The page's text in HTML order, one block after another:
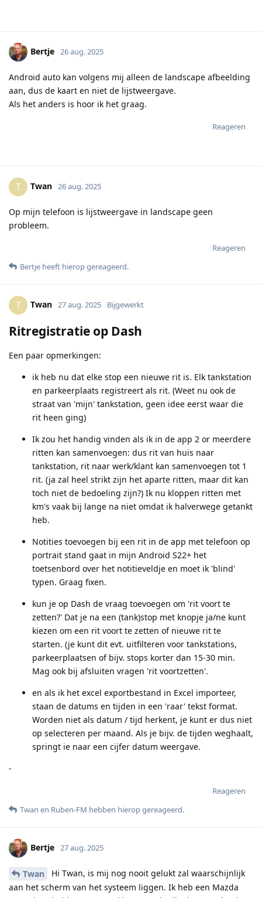
Bertje 26 aug. 2025
Android auto kan volgens mij alleen de landscape afbeelding
aan, dus de kaart en niet de lijstweergave.
Als het anders is hoor ik het graag.
Reageren
T Twan 26 aug. 2025
Op mijn telefoon is lijstweergave in landscape geen
probleem.
Reageren
Bertje heeft hierop gereageerd.
T Twan 27 aug. 2025 Bijgewerkt
Ritregistratie op Dash
Een paar opmerkingen:
ik heb nu dat elke stop een nieuwe rit is. Elk tankstation
en parkeerplaats registreert als rit. (Weet nu ook de
straat van 'mijn' tankstation, geen idee eerst waar die
rit heen ging)
Ik zou het handig vinden als ik in de app 2 or meerdere
ritten kan samenvoegen: dus rit van huis naar
tankstation, rit naar werk/klant kan samenvoegen tot 1
rit. (ja zal heel strikt zijn het aparte ritten, maar dit kan
toch niet de bedoeling zijn?) Ik nu kloppen ritten met
km's vaak bij lange na niet omdat ik halverwege getankt
heb.
Notities toevoegen bij een rit in de app met telefoon op
portrait stand gaat in mijn Android S22+ het
toetsenbord over het notitieveldje en moet ik 'blind'
typen. Graag fixen.
kun je op Dash de vraag toevoegen om 'rit voort te
zetten?' Dat je na een (tank)stop met knopje ja/ne kunt
kiezen om een rit voort te zetten of nieuwe rit te
starten. (je kunt dit evt. uitfilteren voor tankstations,
parkeerplaatsen of bijv. stops korter dan 15-30 min.
Mag ook bij afsluiten vragen 'rit voortzetten'.
en als ik het excel exportbestand in Excel importeer,
staan de datums en tijden in een 'raar' tekst format.
Worden niet als datum / tijd herkent, je kunt er dus niet
op selecteren per maand. Als je bijv. de tijden weghaalt,
springt ie naar een cijfer datum weergave.
-
Reageren
Twan en Ruben-FM hebben hierop gereageerd.
Bertje 27 aug. 2025
Twan
Hi Twan, is mij nog nooit gelukt zal waarschijnlijk
aan het scherm van het systeem liggen. Ik heb een Mazda